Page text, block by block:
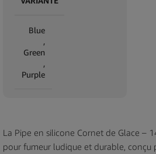
Blue
,
Green
,
Purple
La Pipe en silicone Cornet de Glace –
pour fumeur ludique et durable, conçu